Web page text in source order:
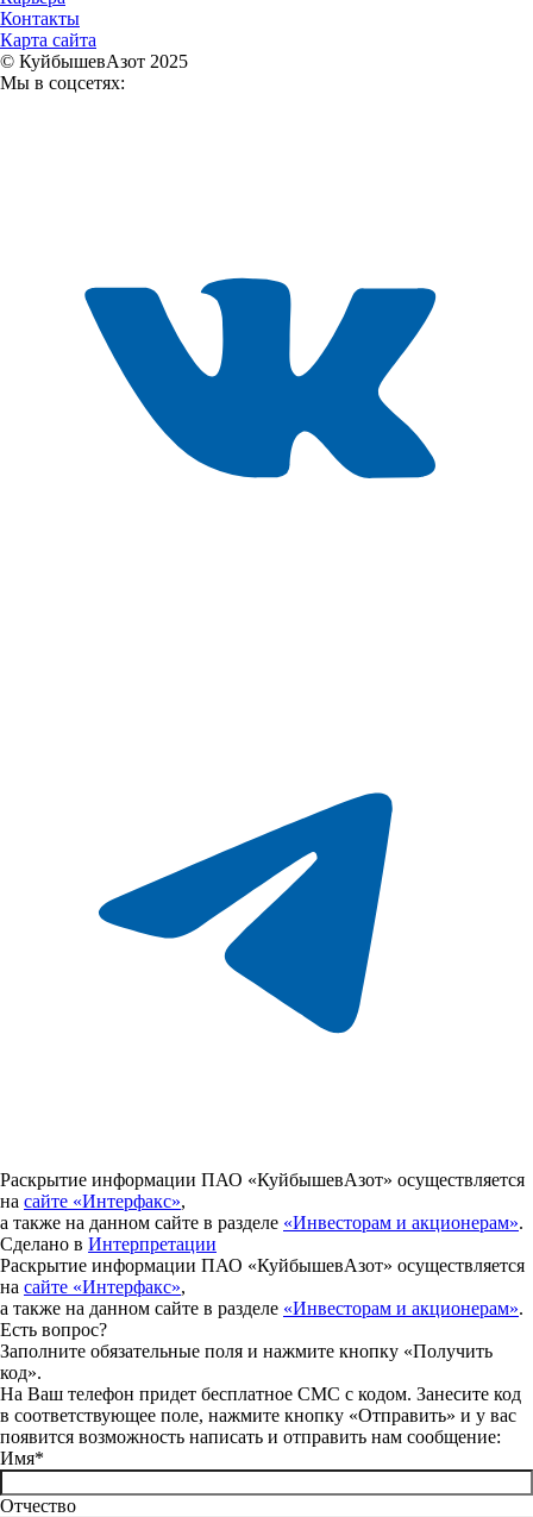
Контакты
Карта сайта
© КуйбышевАзот 2025
Мы в соцсетях:
Раскрытие информации ПАО «КуйбышевАзот» осуществляется
на сайте «Интерфакс»,
а также на данном сайте в разделе «Инвесторам и акционерам».
Сделано в Интерпретации
Раскрытие информации ПАО «КуйбышевАзот» осуществляется
на сайте «Интерфакс»,
а также на данном сайте в разделе «Инвесторам и акционерам».
Есть вопрос?
Заполните обязательные поля и нажмите кнопку «Получить
код».
На Ваш телефон придет бесплатное СМС с кодом. Занесите код
в соответствующее поле, нажмите кнопку «Отправить» и у вас
появится возможность написать и отправить нам сообщение:
Имя*
Отчество